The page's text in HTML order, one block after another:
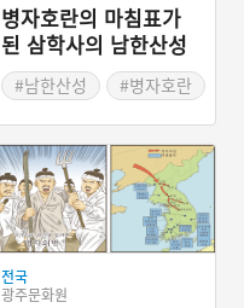
병자호란의 마침표가
된 삼학사의 남한산성
현절사
#남한산성
#병자호란
#드라마 속 조선역사
#드라마 연인
전국
광주문화원